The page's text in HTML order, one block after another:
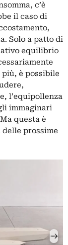
c’è
il caso di
Solo a patto di
equilibrio
è possibile
l’equipollenza
immaginari
questa è
prossime